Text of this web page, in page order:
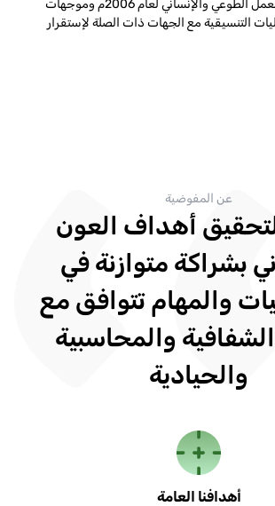
التي نص عليها قانون العمل الطوعي والإنساني لعام 2006م وموجهات
التنسيقية مع الجهات ذات الصلة لإستقرار
عن المفوضية
أهداف العون
بشراكة متوازنة في
والمهام تتوافق مع
والمحاسبية
والحيادية
أهدافنا العامة